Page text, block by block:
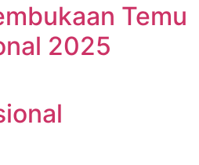
Temu
2025